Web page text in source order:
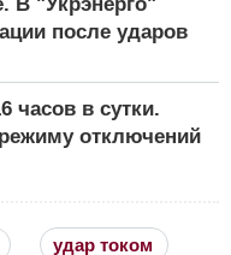
после ударов
часов в сутки.
отключений
удар током